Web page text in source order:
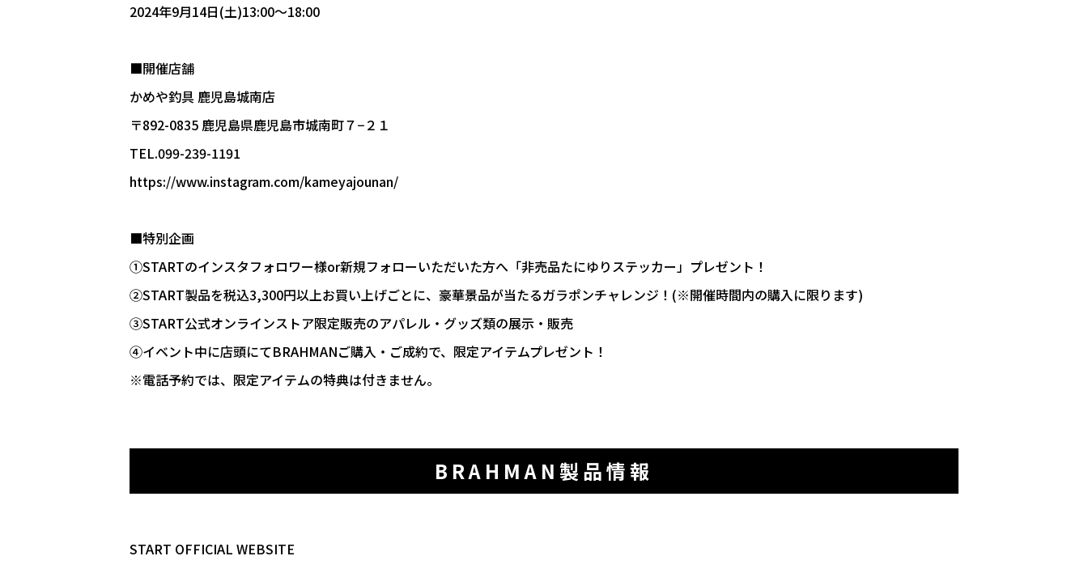
2024年9月14日(土)13:00～18:00
■開催店舗
かめや釣具 鹿児島城南店
〒892-0835 鹿児島県鹿児島市城南町７−２１
TEL.099-239-1191
https://www.instagram.com/kameyajounan/
■特別企画
①STARTのインスタフォロワー様or新規フォローいただいた方へ「非売品たにゆりステッカー」プレゼント！
②START製品を税込3,300円以上お買い上げごとに、豪華景品が当たるガラポンチャレンジ！(※開催時間内の購入に限ります)
③START公式オンラインストア限定販売のアパレル・グッズ類の展示・販売
④イベント中に店頭にてBRAHMANご購入・ご成約で、限定アイテムプレゼント！
※電話予約では、限定アイテムの特典は付きません。
BRAHMAN製品情報
START OFFICIAL WEBSITE